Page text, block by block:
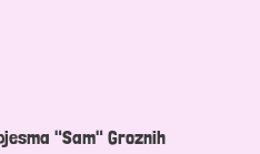
"Sam" Groznih